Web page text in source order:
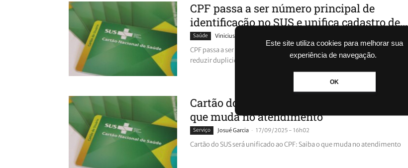
Este site utiliza cookies para melhorar sua
experiência de navegação.
OK
CPF passa a ser número principal de
identificação no SUS e unifica cadastro de...
Saúde Vinicius Ficher
CPF passa a ser número principal no SUS para facilitar atendimentos,
reduzir duplicidades e melhorar serviços de saúde.
Cartão do SUS será unificado ao CPF: Saiba o
que muda no atendimento
Serviço Josué Garcia - 17/09/2025 - 16h02
Cartão do SUS será unificado ao CPF: Saiba o que muda no atendimento